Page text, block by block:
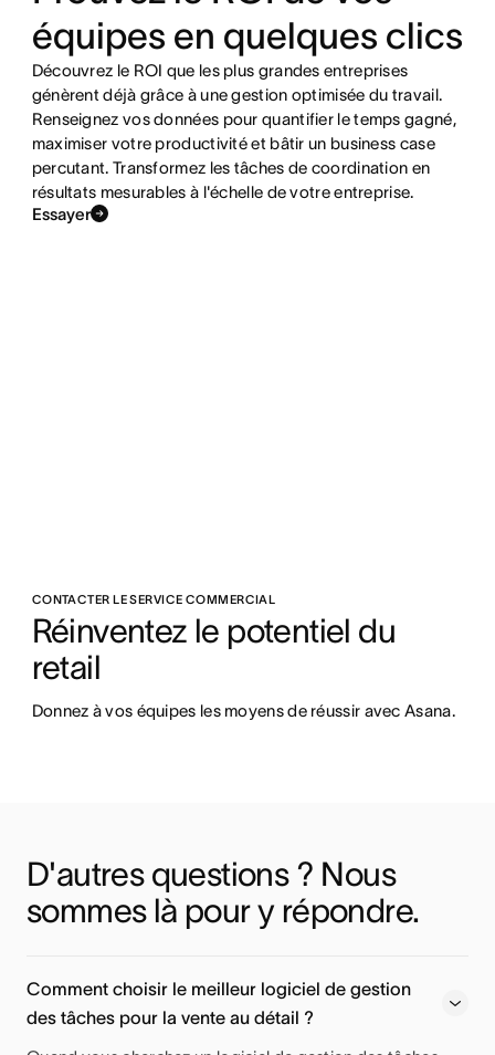
équipes en quelques clics
Découvrez le ROI que les plus grandes entreprises
génèrent déjà grâce à une gestion optimisée du travail.
Renseignez vos données pour quantifier le temps gagné,
maximiser votre productivité et bâtir un business case
percutant. Transformez les tâches de coordination en
résultats mesurables à l'échelle de votre entreprise.
Essayer
CONTACTER LE SERVICE COMMERCIAL
Réinventez le potentiel du
retail
Donnez à vos équipes les moyens de réussir avec Asana.
D'autres questions ? Nous
sommes là pour y répondre.
Comment choisir le meilleur logiciel de gestion
des tâches pour la vente au détail ?